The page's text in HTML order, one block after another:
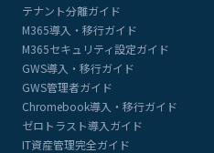
テナント分離ガイド
M365導入・移行ガイド
M365セキュリティ設定ガイド
GWS導入・移行ガイド
GWS管理者ガイド
Chromebook導入・移行ガイド
ゼロトラスト導入ガイド
IT資産管理完全ガイド